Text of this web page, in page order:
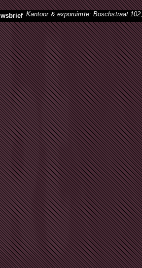
Kantoor & exporuimte: Boschstraat